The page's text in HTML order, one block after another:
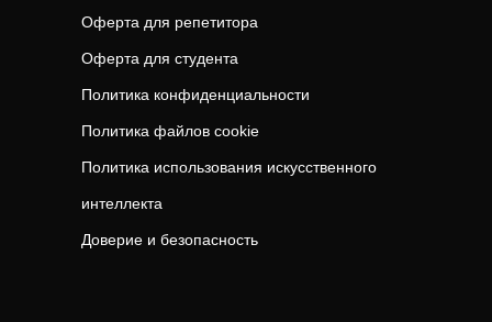
Оферта для репетитора
Оферта для студента
Политика конфиденциальности
Политика файлов cookie
Политика использования искусственного
интеллекта
Доверие и безопасность